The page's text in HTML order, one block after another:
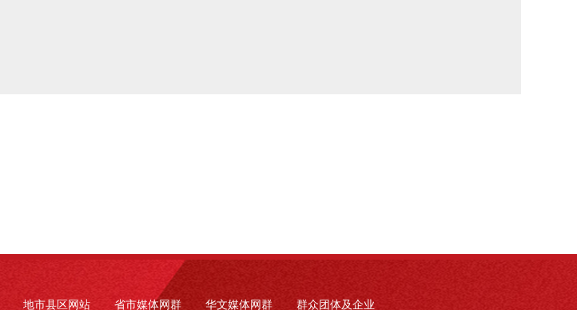
地市县区网站 省市媒体网群 华文媒体网群 群众团体及企业